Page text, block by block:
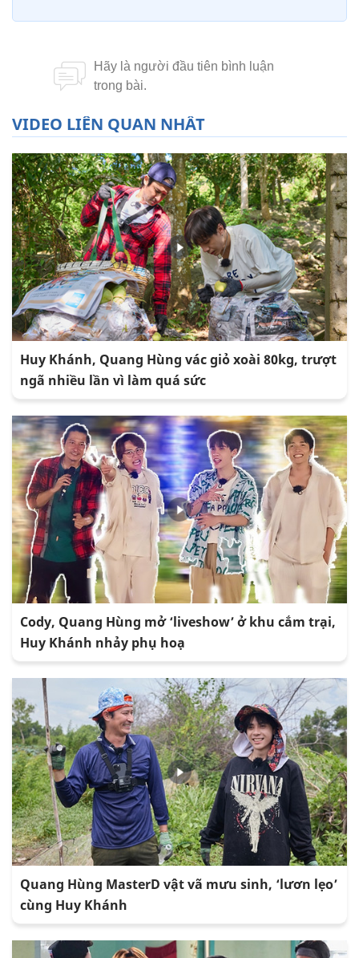
VIDEO LIÊN QUAN NHẤT
Huy Khánh, Quang Hùng vác giỏ xoài 80kg, trượt
ngã nhiều lần vì làm quá sức
Cody, Quang Hùng mở ‘liveshow’ ở khu cắm trại,
Huy Khánh nhảy phụ hoạ
Quang Hùng MasterD vật vã mưu sinh, ‘lươn lẹo’
cùng Huy Khánh